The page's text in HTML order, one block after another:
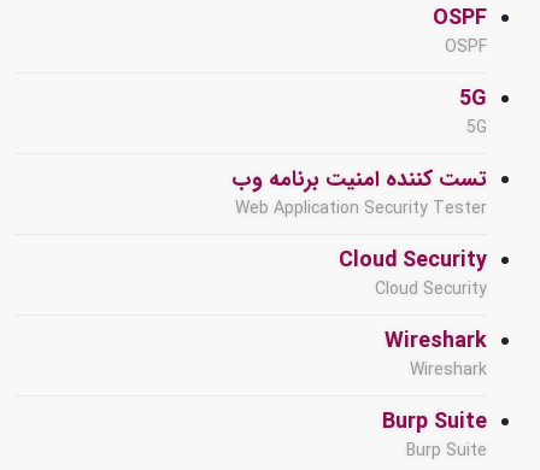
OSPF
OSPF
5G
5G
تست کننده امنیت برنامه وب
Web Application Security Tester
Cloud Security
Cloud Security
Wireshark
Wireshark
Burp Suite
Burp Suite